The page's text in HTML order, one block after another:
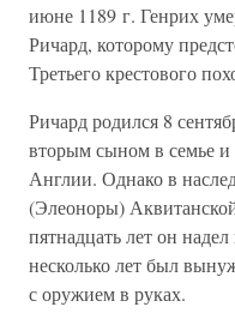
июне 1189 г. Генрих
Ричард, которому
Третьего крестового
Ричард родился 8
вторым сыном в семье и
Англии. Однако в
(Элеоноры)
пятнадцать лет он
несколько лет был
с оружием в руках.